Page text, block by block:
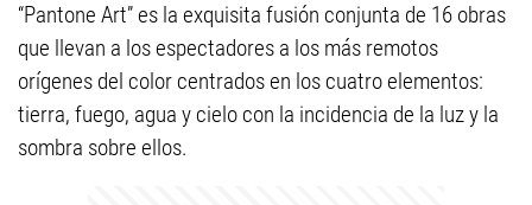
“Pantone Art” es la exquisita fusión conjunta de 16 obras
que llevan a los espectadores a los más remotos
orígenes del color centrados en los cuatro elementos:
tierra, fuego, agua y cielo con la incidencia de la luz y la
sombra sobre ellos.